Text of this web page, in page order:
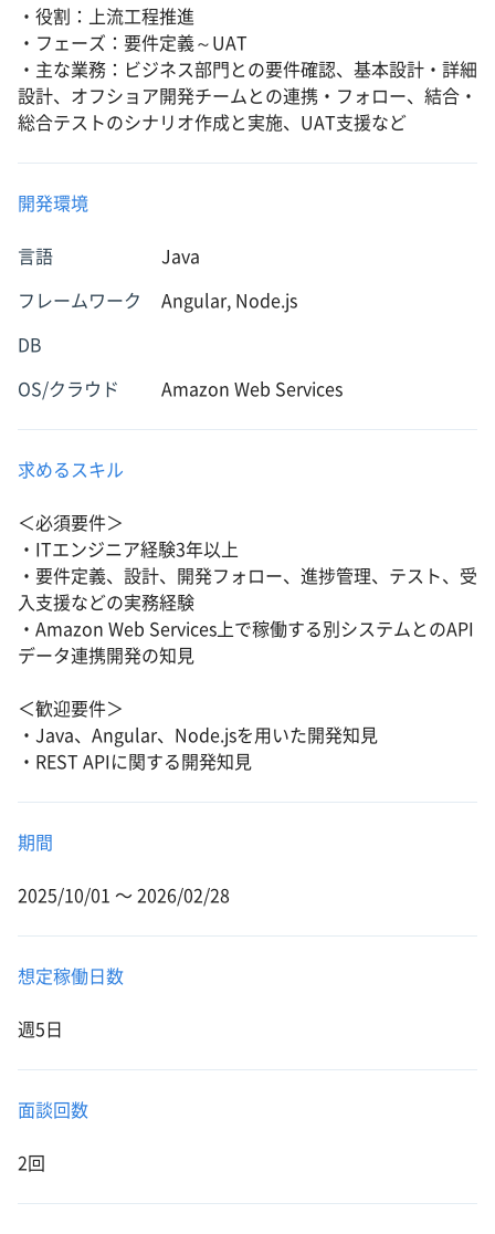
・役割：上流工程推進
・フェーズ：要件定義～UAT
・主な業務：ビジネス部門との要件確認、基本設計・詳細
設計、オフショア開発チームとの連携・フォロー、結合・
総合テストのシナリオ作成と実施、UAT支援など
開発環境
言語 Java
フレームワーク Angular, Node.js
DB
OS/クラウド Amazon Web Services
求めるスキル
＜必須要件＞
・ITエンジニア経験3年以上
・要件定義、設計、開発フォロー、進捗管理、テスト、受
入支援などの実務経験
・Amazon Web Services上で稼働する別システムとのAPI
データ連携開発の知見
＜歓迎要件＞
・Java、Angular、Node.jsを用いた開発知見
・REST APIに関する開発知見
期間
2025/10/01 〜 2026/02/28
想定稼働日数
週5日
面談回数
2回